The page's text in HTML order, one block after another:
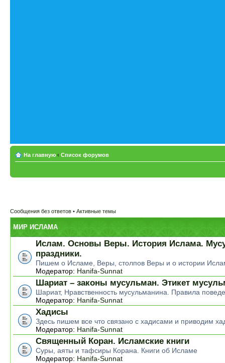
На главную ‹ Список форумов
Сообщения без ответов • Активные темы
МИР ИСЛАМА
Ислам. Основы Веры. История Ислама.
праздники.
Пишем о Исламе, Веры, столпов Веры и о истории
Модератор: Hanifa-Sunnat
Шариат – законы мусульман. Этикет
Шариат, Нравственность мусульманина. Правила
Модератор: Hanifa-Sunnat
Хадисы
Здесь пишем все что связано с хадисами и приводим
Модератор: Hanifa-Sunnat
Священный Коран. Исламские книги
Суры, аяты и тафсиры Корана. Книги об Исламе
Модератор: Hanifa-Sunnat